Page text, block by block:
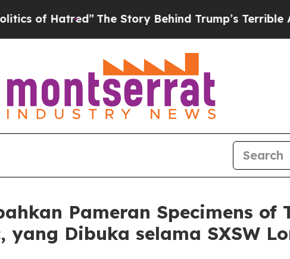
of Hatred”The Story Behind Trump’s Terrible
Pameran Specimens of
Dibuka selama SXSW